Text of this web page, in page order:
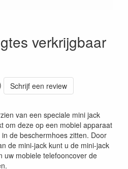
verkrijgbaar
Schrijf een review
van een speciale mini jack
om deze op een mobiel apparaat
de beschermhoes zitten. Door
de mini-jack kunt u de mini-jack
uw mobiele telefooncover de